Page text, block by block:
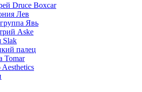
Druce Boxcar
Лев
Явь
Aske
Slak
палец
Tomar
Aesthetics